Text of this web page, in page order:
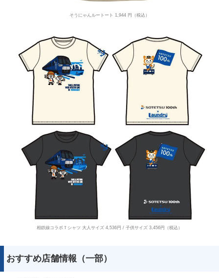
そうにゃんルートート 1,944 円（税込）
相鉄線コラボＴシャツ 大人サイズ 4,536円 / 子供サイズ 3,456円（税込）
おすすめ店舗情報（一部）